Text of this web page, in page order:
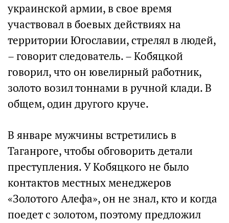
украинской армии, в свое время
участвовал в боевых действиях на
территории Югославии, стрелял в людей,
– говорит следователь. – Кобяцкой
говорил, что он ювелирный работник,
золото возил тоннами в ручной клади. В
общем, один другого круче.
В январе мужчины встретились в
Таганроге, чтобы обговорить детали
преступления. У Кобяцкого не было
контактов местных менеджеров
«Золотого Алефа», он не знал, кто и когда
поедет с золотом, поэтому предложил